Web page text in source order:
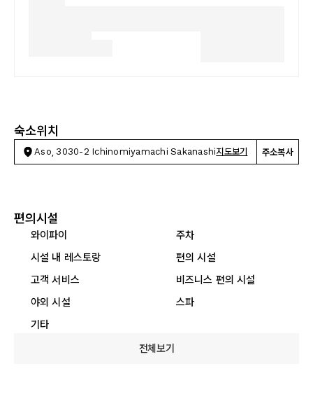
숙소위치
Aso, 3030-2 Ichinomiyamachi Sakanashi지도보기 주소복사
편의시설
와이파이
주차
시설 내 레스토랑
편의 시설
고객 서비스
비즈니스 편의 시설
야외 시설
스파
기타
전체보기